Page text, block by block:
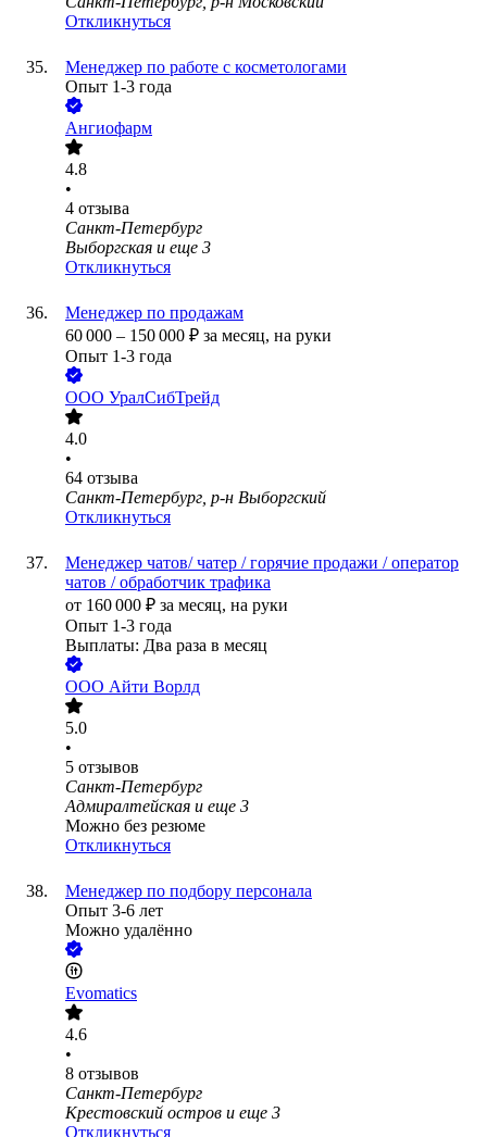
Откликнуться
Менеджер по работе с косметологами
Опыт 1-3 года
Ангиофарм
4.8
•
4 отзыва
Санкт-Петербург
Выборгская и еще 3
Откликнуться
Менеджер по продажам
60 000 – 150 000 ₽ за месяц, на руки
Опыт 1-3 года
ООО УралСибТрейд
4.0
•
64 отзыва
Санкт-Петербург, р-н Выборгский
Откликнуться
Менеджер чатов/ чатер / горячие продажи / оператор
чатов / обработчик трафика
от 160 000 ₽ за месяц, на руки
Опыт 1-3 года
Выплаты: Два раза в месяц
ООО Айти Ворлд
5.0
•
5 отзывов
Санкт-Петербург
Адмиралтейская и еще 3
Можно без резюме
Откликнуться
Менеджер по подбору персонала
Опыт 3-6 лет
Можно удалённо
Evomatics
4.6
•
8 отзывов
Санкт-Петербург
Крестовский остров и еще 3
Откликнуться